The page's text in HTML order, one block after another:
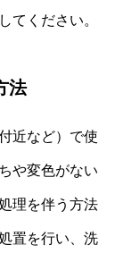
てください。
法
近など）で使
や変色がない
理を伴う方法
置を行い、洗